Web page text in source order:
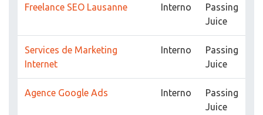
Freelance SEO Lausanne Interno
Passing
Juice
Services de Marketing
Internet
Interno
Passing
Juice
Agence Google Ads Interno
Passing
Juice